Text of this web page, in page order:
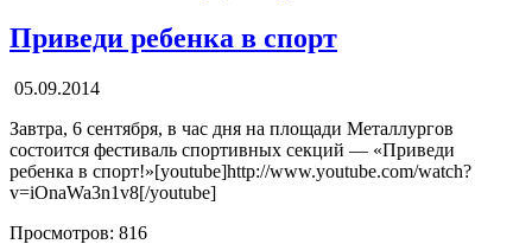
Приведи ребенка в спорт
05.09.2014
Завтра, 6 сентября, в час дня на площади Металлургов
состоится фестиваль спортивных секций — «Приведи
ребенка в спорт!»[youtube]http://www.youtube.com/watch?
v=iOnaWa3n1v8[/youtube]
Просмотров: 816